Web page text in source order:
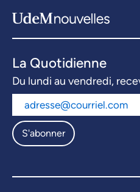
La Quotidienne
Du lundi au vendredi,
S'abonner